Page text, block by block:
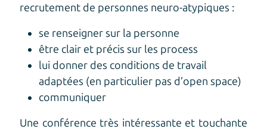
recrutement de personnes neuro-atypiques :
se renseigner sur la personne
être clair et précis sur les process
lui donner des conditions de travail
adaptées (en particulier pas d’open space)
communiquer
Une conférence très intéressante et touchante